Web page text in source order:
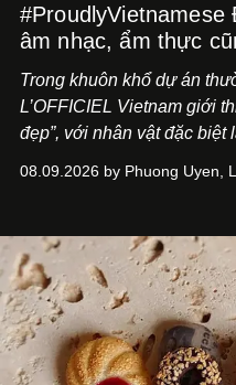
âm nhạc, ẩm thực
Trong khuôn khổ dự án
L’OFFICIEL Vietnam giới
đẹp”, với nhân vật đặc
Cà Phê Cà Pháo mang
08.09.2026 by Phuong Uyen,